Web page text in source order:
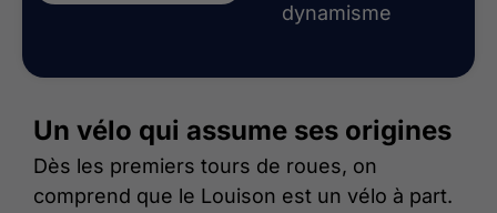
dynamisme
Un vélo qui assume ses origines
Dès les premiers tours de roues, on
comprend que le Louison est un vélo à part.